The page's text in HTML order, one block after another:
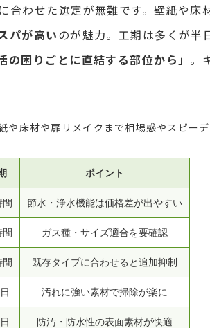
合わせた選定が無難です。壁紙や床
パが高いのが魅力。工期は多くが半
困りごとに直結する部位から」 。
床材や扉リメイクまで相場感やスピー
ポイント
間 節水・浄水機能は価格差が出やすい
間 ガス種・サイズ適合を要確認
間 既存タイプに合わせると追加抑制
汚れに強い素材で掃除が楽に
防汚・防水性の表面素材が快適